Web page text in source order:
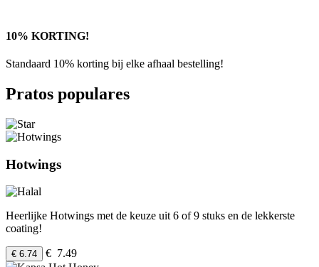
10% KORTING!
Standaard 10% korting bij elke afhaal bestelling!
Pratos populares
Hotwings
Heerlijke Hotwings met de keuze uit 6 of 9 stuks en de lekkerste
coating!
€ 6.74 € 7.49